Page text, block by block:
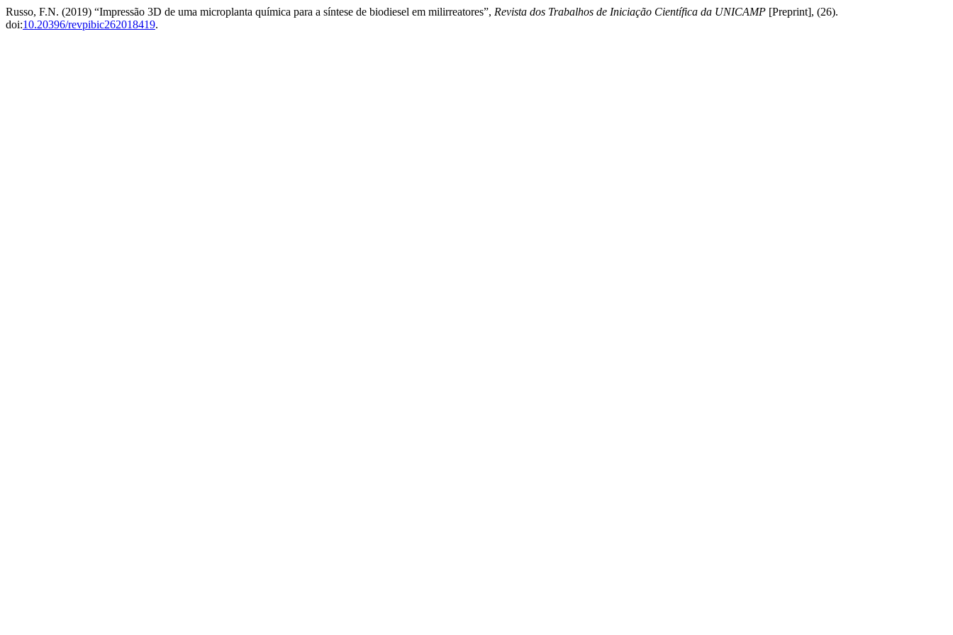
Russo, F.N. (2019) “Impressão 3D de uma microplanta química para a síntese de biodiesel em milirreatores”, Revista dos Trabalhos de Iniciação Científica da UNICAMP [Preprint], (26).
doi:10.20396/revpibic262018419.